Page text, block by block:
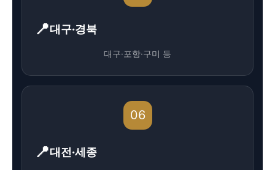
대구·경북
대구·포항·구미 등
06
대전·세종